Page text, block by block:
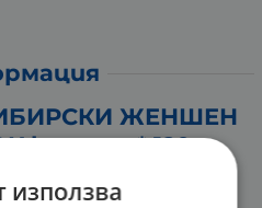
ЖЕНШЕН
капсули * 120
добавка
използва